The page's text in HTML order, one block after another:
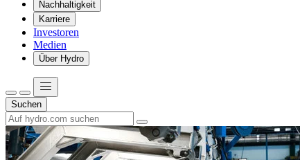
Nachhaltigkeit
Karriere
Investoren
Medien
Über Hydro
Suchen